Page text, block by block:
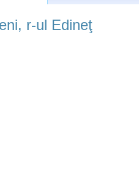
r-ul Edineţ